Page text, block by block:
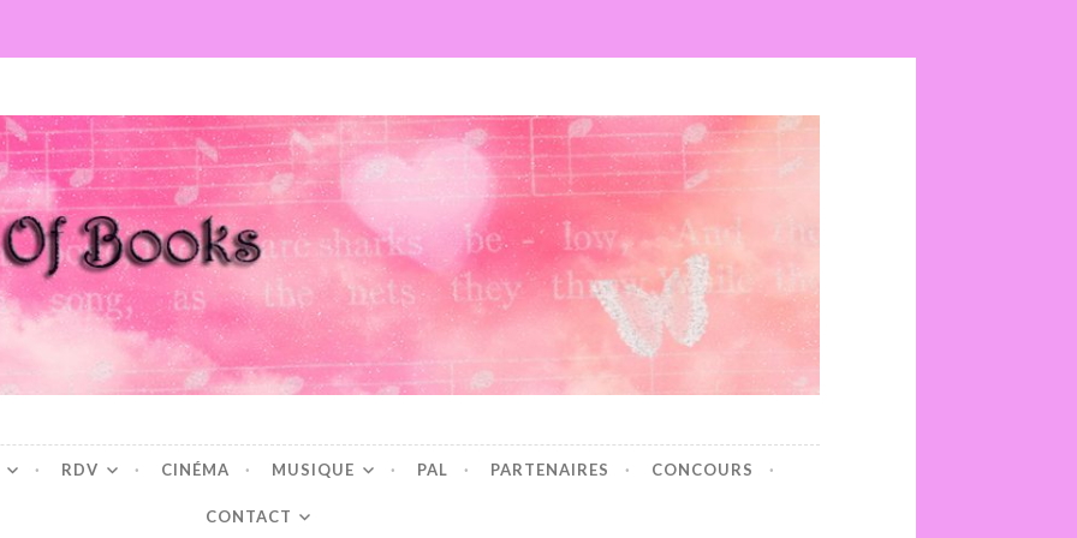
RDV CINÉMA MUSIQUE PAL PARTENAIRES CONCOURS
CONTACT